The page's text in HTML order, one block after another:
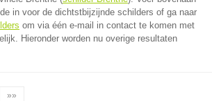
in voor de dichtstbijzijnde schilders of ga naar
om via één e-mail in contact te komen met
Hieronder worden nu overige resultaten
»»